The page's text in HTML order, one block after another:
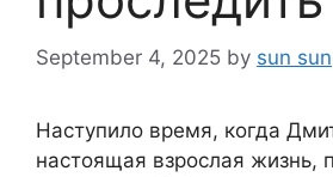
September 4, 2025 by sun sun
Наступило время, когда
настоящая взрослая жизнь,